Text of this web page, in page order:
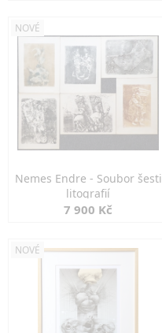
NOVÉ
Nemes Endre - Soubor šesti
litografií
7 900 Kč
NOVÉ